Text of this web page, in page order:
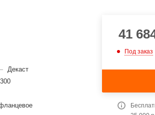
Декаст
300
41
Под заказ